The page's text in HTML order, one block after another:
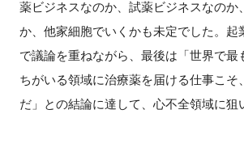
薬ビジネスなのか、試薬ビジネスなのか
か、他家細胞でいくかも未定でした。起
で議論を重ねながら、最後は「世界で最
ちがいる領域に治療薬を届ける仕事こそ
だ」との結論に達して、心不全領域に狙